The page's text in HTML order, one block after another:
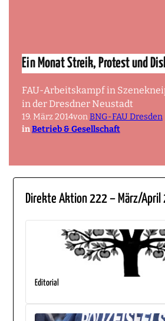
Ein Monat Streik, Protest und
FAU-Arbeitskampf in
in der Dresdner Neustadt
19. März 2014vonBNG-FAU Dresden
inBetrieb & Gesellschaft
Direkte Aktion 222 – März/
Editorial